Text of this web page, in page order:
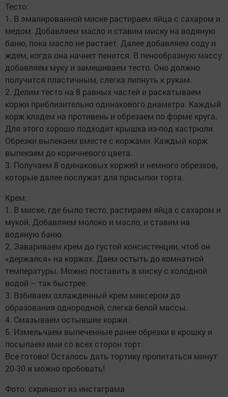
Тесто:
1. В эмалированной миске растираем яйца с сахаром и
медом. Добавляем масло и ставим миску на водяную
баню, пока масло не растает. Далее добавляем соду и
ждем, когда она начнет пенится. В пенообразную массу
добавляем муку и замешиваем тесто. Оно должно
получится пластичным, слегка липнуть к рукам.
2. Делим тесто на 8 равных частей и раскатываем
коржи приблизительно одинакового диаметра. Каждый
корж кладем на противень и обрезаем по форме круга.
Для этого хорошо подходит крышка из-под кастрюли.
Обрезки выпекаем вместе с коржами. Каждый корж
выпекаем до коричневого цвета.
3. Получаем 8 одинаковых коржей и немного обрезков,
которые далее послужат для присыпки торта.
Крем:
1. В миске, где было тесто, растираем яйца с сахаром и
мукой. Добавляем молоко и масло, и ставим на
водяную баню.
2. Завариваем крем до густой консистенции, чтоб он
«держался» на коржах. Даем остыть до комнатной
температуры. Можно поставить в миску с холодной
водой – так быстрее.
3. Взбиваем охлажденный крем миксером до
образования однородной, слегка белой массы.
4. Смазываем остывшие коржи.
5. Измельчаем выпеченные ранее обрезки в крошку и
посыпаем ими со всех сторон торт.
Все готово! Осталось дать тортику пропитаться минут
20-30 и можно пробовать!
Фото: скриншот из инстаграма